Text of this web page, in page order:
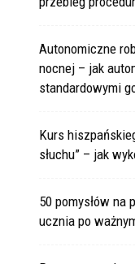
Autonomiczne
nocnej – jak
standardowymi
Kurs
słuchu” – jak
50 pomysłów na
ucznia po